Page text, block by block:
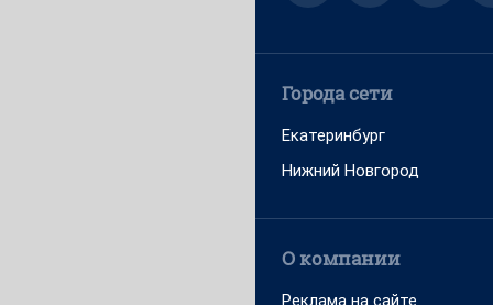
Города сети
Екатеринбург
Нижний Новгород
О компании
Реклама на сайте